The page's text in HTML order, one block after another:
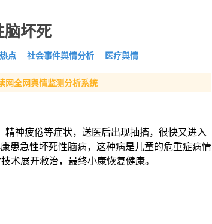
脑坏死
医疗舆情
社会事件舆情分析
点
网全网舆情监测分析系统
神疲倦等症状，送医后出现抽搐，很快又进入
患急性坏死性脑病，这种病是儿童的危重症病情
术展开救治，最终小康恢复健康。